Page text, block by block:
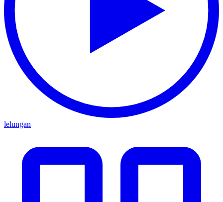
lelungan